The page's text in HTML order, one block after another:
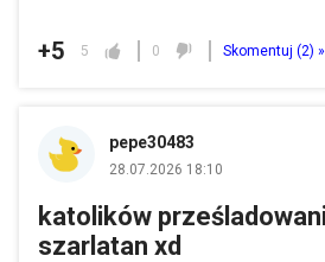
+5 5 0 Skomentuj (2) »
pepe30483
28.07.2026 18:10
katolików
szarlatan xd